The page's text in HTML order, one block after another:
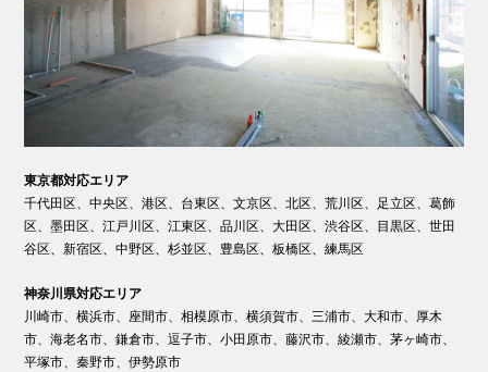
東京都対応エリア
千代田区、中央区、港区、台東区、文京区、北区、荒川区、足立区、葛飾
区、墨田区、江戸川区、江東区、品川区、大田区、渋谷区、目黒区、世田
谷区、新宿区、中野区、杉並区、豊島区、板橋区、練馬区
神奈川県対応エリア
川崎市、横浜市、座間市、相模原市、横須賀市、三浦市、大和市、厚木
市、海老名市、鎌倉市、逗子市、小田原市、藤沢市、綾瀬市、茅ヶ崎市、
平塚市、秦野市、伊勢原市